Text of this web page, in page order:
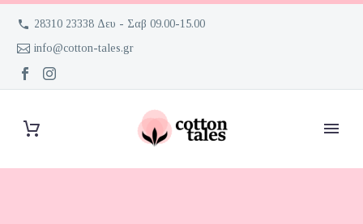
28310 23338 Δευ - Σαβ 09.00-15.00
info@cotton-tales.gr